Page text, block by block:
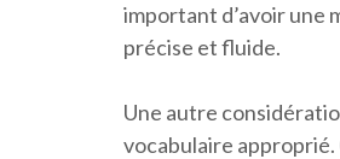
important d’avoir une
précise et fluide.
Une autre
vocabulaire